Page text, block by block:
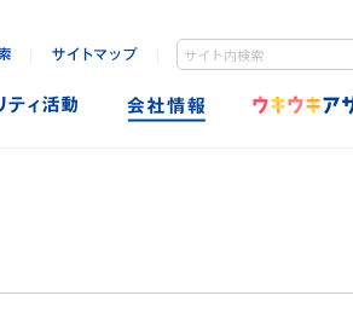
Write your search query here